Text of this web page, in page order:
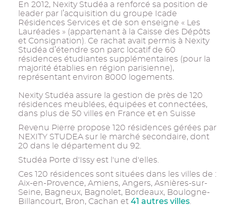
En 2012, Nexity Studéa a renforcé sa position de
leader par l’acquisition du groupe Icade
Résidences Services et de son enseigne « Les
Lauréades » (appartenant à la Caisse des Dépôts
et Consignation). Ce rachat avait permis à Nexity
Studéa d’étendre son parc locatif de 60
résidences étudiantes supplémentaires (pour la
majorité établies en région parisienne),
représentant environ 8000 logements.
Nexity Studéa assure la gestion de près de 120
résidences meublées, équipées et connectées,
dans plus de 50 villes en France et en Suisse
Revenu Pierre propose 120 résidences gérées par
NEXITY STUDEA sur le marché secondaire, dont
20 dans le département du 92.
Studéa Porte d'Issy est l'une d'elles.
Ces 120 résidences sont situées dans les villes de :
Aix-en-Provence, Amiens, Angers, Asnières-sur-
Seine, Bagneux, Bagnolet, Bordeaux, Boulogne-
Billancourt, Bron, Cachan et 41 autres villes